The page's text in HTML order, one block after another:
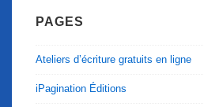
PAGES
Ateliers d’écriture gratuits en ligne
iPagination Éditions